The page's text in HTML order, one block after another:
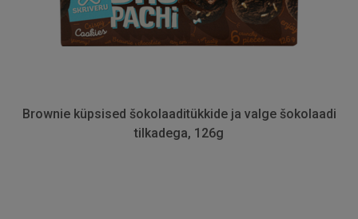
Brownie küpsised šokolaaditükkide ja valge šokolaadi
tilkadega, 126g